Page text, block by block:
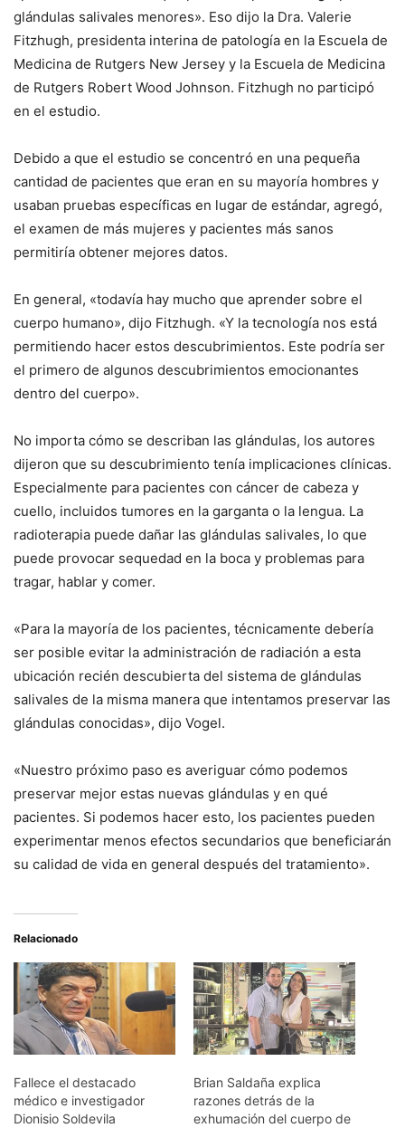
glándulas salivales menores». Eso dijo la Dra. Valerie
Fitzhugh, presidenta interina de patología en la Escuela de
Medicina de Rutgers New Jersey y la Escuela de Medicina
de Rutgers Robert Wood Johnson. Fitzhugh no participó
en el estudio.
Debido a que el estudio se concentró en una pequeña
cantidad de pacientes que eran en su mayoría hombres y
usaban pruebas específicas en lugar de estándar, agregó,
el examen de más mujeres y pacientes más sanos
permitiría obtener mejores datos.
En general, «todavía hay mucho que aprender sobre el
cuerpo humano», dijo Fitzhugh. «Y la tecnología nos está
permitiendo hacer estos descubrimientos. Este podría ser
el primero de algunos descubrimientos emocionantes
dentro del cuerpo».
No importa cómo se describan las glándulas, los autores
dijeron que su descubrimiento tenía implicaciones clínicas.
Especialmente para pacientes con cáncer de cabeza y
cuello, incluidos tumores en la garganta o la lengua. La
radioterapia puede dañar las glándulas salivales, lo que
puede provocar sequedad en la boca y problemas para
tragar, hablar y comer.
«Para la mayoría de los pacientes, técnicamente debería
ser posible evitar la administración de radiación a esta
ubicación recién descubierta del sistema de glándulas
salivales de la misma manera que intentamos preservar las
glándulas conocidas», dijo Vogel.
«Nuestro próximo paso es averiguar cómo podemos
preservar mejor estas nuevas glándulas y en qué
pacientes. Si podemos hacer esto, los pacientes pueden
experimentar menos efectos secundarios que beneficiarán
su calidad de vida en general después del tratamiento».
Relacionado
Fallece el destacado
médico e investigador
Dionisio Soldevila
Brian Saldaña explica
razones detrás de la
exhumación del cuerpo de